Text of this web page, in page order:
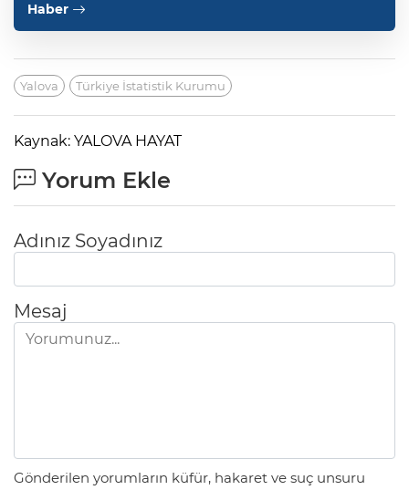
Haber
Yalova Türkiye İstatistik Kurumu
Kaynak: YALOVA HAYAT
Yorum Ekle
Adınız Soyadınız
Mesaj
Gönderilen yorumların küfür, hakaret ve suç unsuru